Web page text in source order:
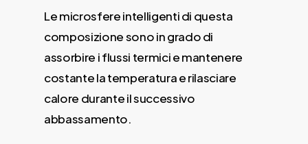
Le microsfere intelligenti di questa
composizione sono in grado di
assorbire i flussi termici e mantenere
costante la temperatura e rilasciare
calore durante il successivo
abbassamento.